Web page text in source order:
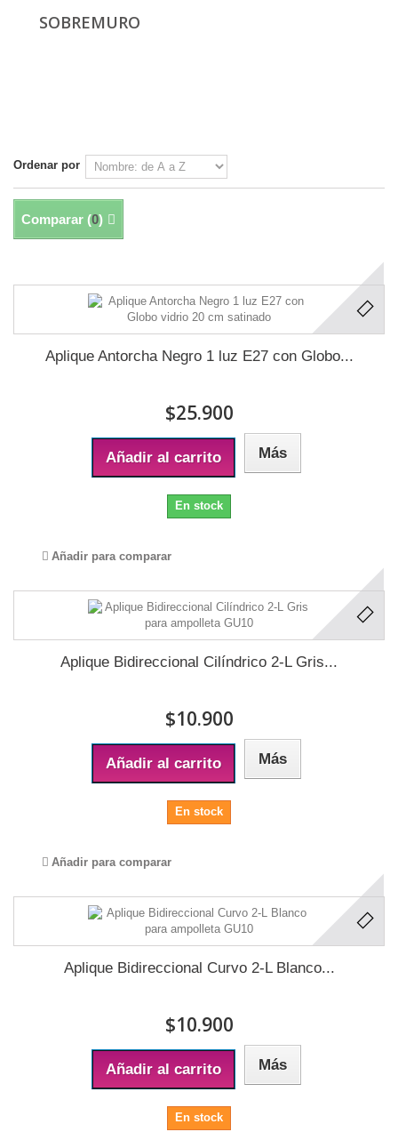
SOBREMURO
Ordenar por
Comparar (0)
Aplique Antorcha Negro 1 luz E27 con Globo...
$25.900
Añadir al carrito Más
En stock
Añadir para comparar
Aplique Bidireccional Cilíndrico 2-L Gris...
$10.900
Añadir al carrito Más
En stock
Añadir para comparar
Aplique Bidireccional Curvo 2-L Blanco...
$10.900
Añadir al carrito Más
En stock